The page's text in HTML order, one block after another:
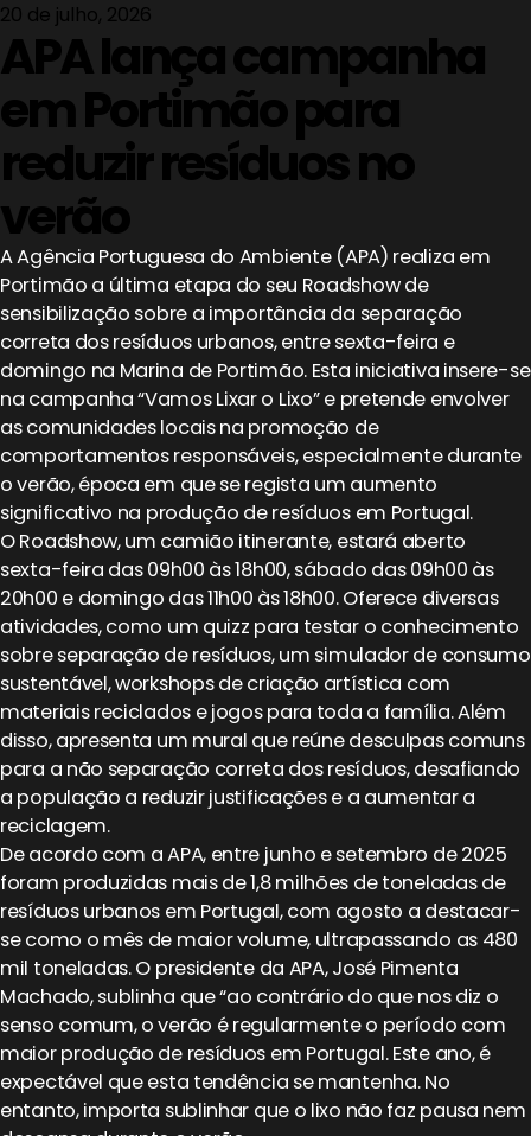
20 de julho, 2026
APA lança campanha
em Portimão para
reduzir resíduos no
verão
A Agência Portuguesa do Ambiente (APA) realiza em
Portimão a última etapa do seu Roadshow de
sensibilização sobre a importância da separação
correta dos resíduos urbanos, entre sexta-feira e
domingo na Marina de Portimão. Esta iniciativa insere-se
na campanha “Vamos Lixar o Lixo” e pretende envolver
as comunidades locais na promoção de
comportamentos responsáveis, especialmente durante
o verão, época em que se regista um aumento
significativo na produção de resíduos em Portugal.
O Roadshow, um camião itinerante, estará aberto
sexta-feira das 09h00 às 18h00, sábado das 09h00 às
20h00 e domingo das 11h00 às 18h00. Oferece diversas
atividades, como um quizz para testar o conhecimento
sobre separação de resíduos, um simulador de consumo
sustentável, workshops de criação artística com
materiais reciclados e jogos para toda a família. Além
disso, apresenta um mural que reúne desculpas comuns
para a não separação correta dos resíduos, desafiando
a população a reduzir justificações e a aumentar a
reciclagem.
De acordo com a APA, entre junho e setembro de 2025
foram produzidas mais de 1,8 milhões de toneladas de
resíduos urbanos em Portugal, com agosto a destacar-
se como o mês de maior volume, ultrapassando as 480
mil toneladas. O presidente da APA, José Pimenta
Machado, sublinha que “ao contrário do que nos diz o
senso comum, o verão é regularmente o período com
maior produção de resíduos em Portugal. Este ano, é
expectável que esta tendência se mantenha. No
entanto, importa sublinhar que o lixo não faz pausa nem